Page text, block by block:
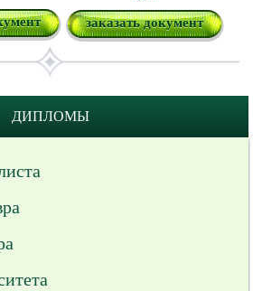
заказать документ
ДИПЛОМЫ